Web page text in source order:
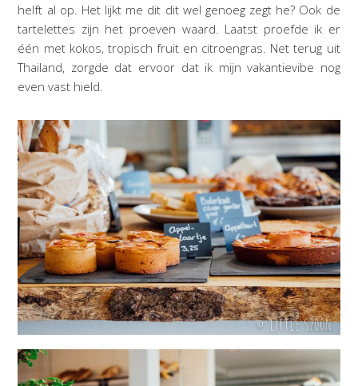
helft al op. Het lijkt me dit dit wel genoeg zegt he? Ook de
tartelettes zijn het proeven waard. Laatst proefde ik er
één met kokos, tropisch fruit en citroengras. Net terug uit
Thailand, zorgde dat ervoor dat ik mijn vakantievibe nog
even vast hield.